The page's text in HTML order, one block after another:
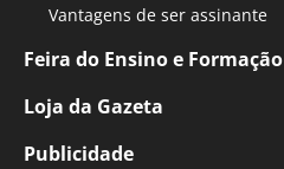
Vantagens de ser assinante
Feira do Ensino e Formação
Loja da Gazeta
Publicidade